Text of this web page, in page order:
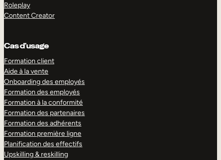
Roleplay
Content Creator
Cas d’usage
Formation client
Aide à la vente
Onboarding des employés
Formation des employés
Formation à la conformité
Formation des partenaires
Formation des adhérents
Formation première ligne
Planification des effectifs
Upskilling & reskilling